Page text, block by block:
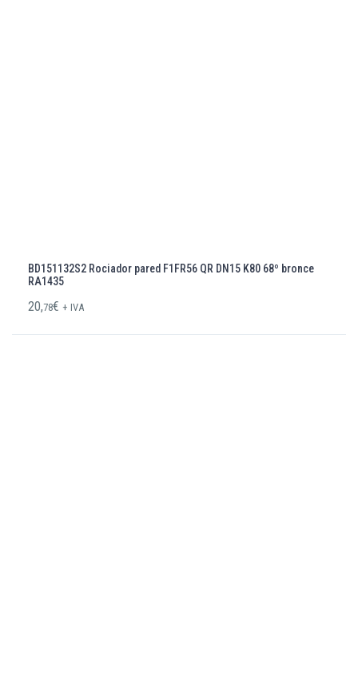
BD151132S2 Rociador pared F1FR56 QR DN15 K80 68º bronce
RA1435
20,78€ + IVA